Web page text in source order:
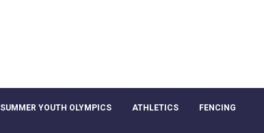
SUMMER YOUTH OLYMPICS ATHLETICS FENCING